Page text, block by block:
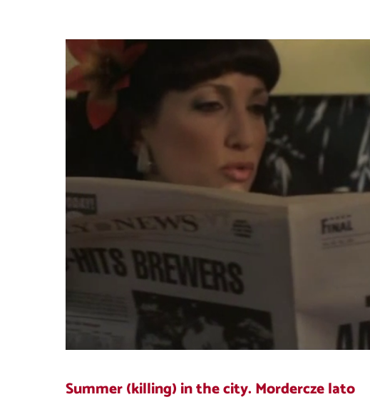
Summer (killing) in the city. Mordercze lato